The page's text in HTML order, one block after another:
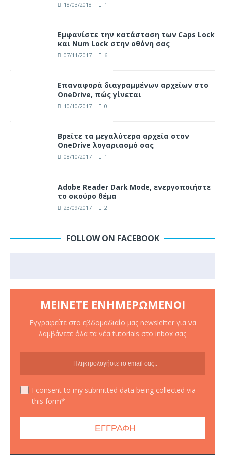
18/03/2018 1
Eμφανίστε την κατάσταση των Caps Lock
και Num Lock στην οθόνη σας
07/11/2017 6
Επαναφορά διαγραμμένων αρχείων στο
OneDrive, πώς γίνεται
10/10/2017 0
Βρείτε τα μεγαλύτερα αρχεία στον
OneDrive λογαριασμό σας
08/10/2017 1
Adobe Reader Dark Mode, ενεργοποιήστε
το σκούρο θέμα
23/09/2017 2
FOLLOW ON FACEBOOK
ΜΕΊΝΕΤΕ ΕΝΗΜΕΡΩΜΈΝΟΙ
Εγγραφείτε στο εβδομαδιαίο μας newsletter για να
λαμβάνετε όλα τα νέα tutorials στο inbox σας
I consent to my submitted data being collected via
this form*